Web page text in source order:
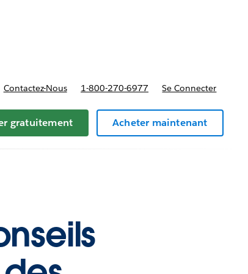
Contactez-Nous 1-800-270-6977 Se Connecter
gratuitement Acheter maintenant